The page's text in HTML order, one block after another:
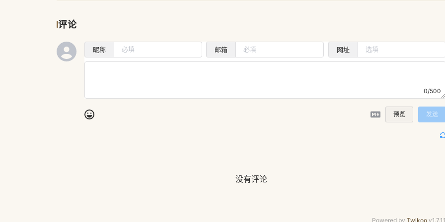
评论
昵称 邮箱 网址
0/500
预览 发送
没有评论
Powered by Twikoo